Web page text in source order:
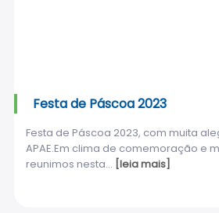
Festa de Páscoa 2023
Festa de Páscoa 2023, com muita
APAE.Em clima de comemoração e
reunimos nesta... [leia mais]